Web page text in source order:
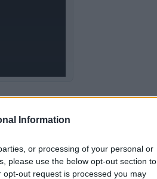
Information
or processing of your personal or
please use the below opt-out section to
out request is processed you may
érezte jobban
pilóta végre ki
küszködött a